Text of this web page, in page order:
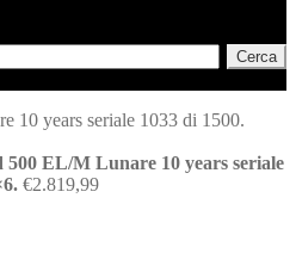
Cerca
500 EL/M Lunare 10 years seriale
€2.819,99